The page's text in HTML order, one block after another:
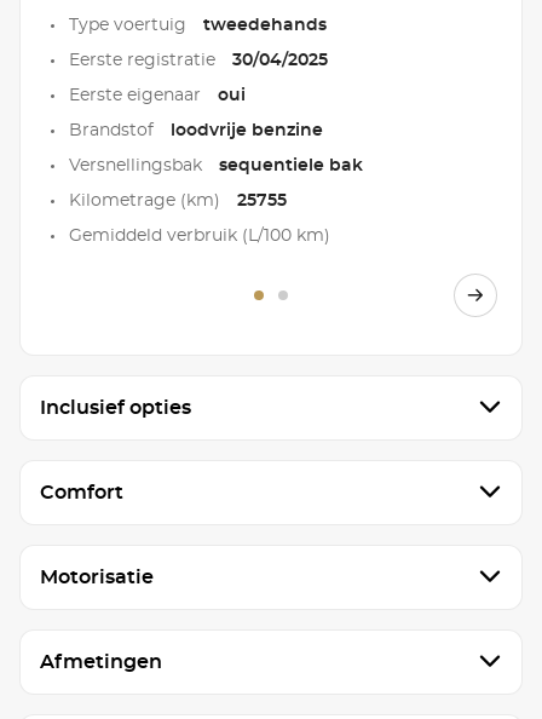
Type voertuig tweedehands
Eerste registratie 30/04/2025
Eerste eigenaar oui
Brandstof loodvrije benzine
Versnellingsbak sequentiele bak
Kilometrage (km) 25755
Gemiddeld verbruik (L/100 km)
Inclusief opties
Comfort
Motorisatie
Afmetingen